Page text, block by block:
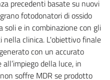
precedenti basate su nuovi
fotodonatori di ossido
soli e in combinazione con gli
clinica. L'obiettivo finale
con un accurato
della luce, in
soffre MDR se prodotto